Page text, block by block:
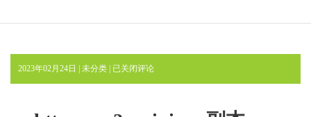
2023年02月24日 | 未分类 | srchttp___ss2.meipian.-
副
已关闭评论